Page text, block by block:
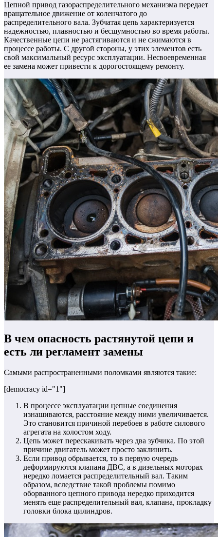
Цепной привод газораспределительного механизма передает
вращательное движение от коленчатого до
распределительного вала. Зубчатая цепь характеризуется
надежностью, плавностью и бесшумностью во время работы.
Качественные цепи не растягиваются и не сжимаются в
процессе работы. С другой стороны, у этих элементов есть
свой максимальный ресурс эксплуатации. Несвоевременная
ее замена может привести к дорогостоящему ремонту.
В чем опасность растянутой цепи и
есть ли регламент замены
Самыми распространенными поломками являются такие:
[democracy id="1"]
В процессе эксплуатации цепные соединения
изнашиваются, расстояние между ними увеличивается.
Это становится причиной перебоев в работе силового
агрегата на холостом ходу.
Цепь может перескакивать через два зубчика. По этой
причине двигатель может просто заклинить.
Если привод обрывается, то в первую очередь
деформируются клапана ДВС, а в дизельных моторах
нередко ломается распределительный вал. Таким
образом, вследствие такой проблемы помимо
оборванного цепного привода нередко приходится
менять еще распределительный вал, клапана, прокладку
головки блока цилиндров.